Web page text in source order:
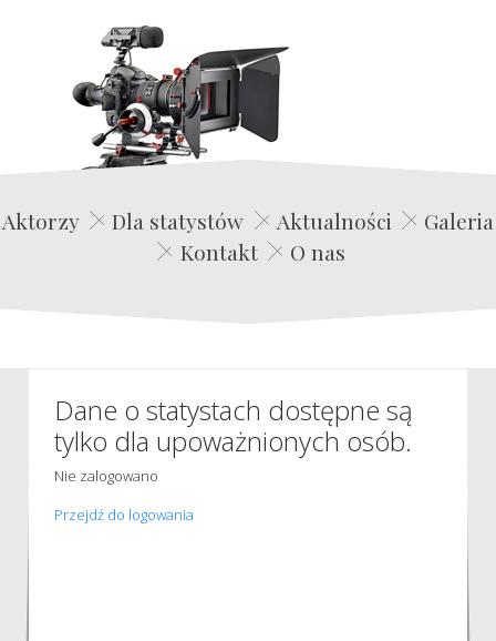
Edwin Film Agencja Aktorska
Aktorzy Dla statystów Aktualności
Galeria
Kontakt
O nas
Dane o statystach dostępne są
tylko dla upoważnionych osób.
Nie zalogowano
Przejdź do logowania